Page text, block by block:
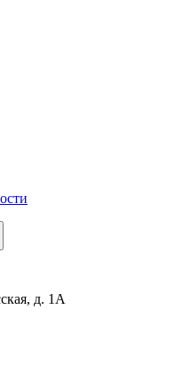
д. 1А